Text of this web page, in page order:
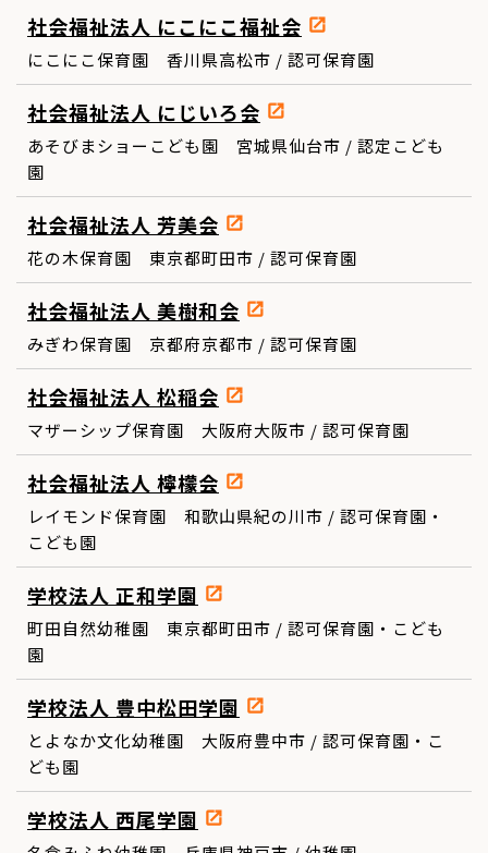
社会福祉法人 にこにこ福祉会
にこにこ保育園 香川県高松市 / 認可保育園
社会福祉法人 にじいろ会
あそびまショーこども園 宮城県仙台市 / 認定こども
園
社会福祉法人 芳美会
花の木保育園 東京都町田市 / 認可保育園
社会福祉法人 美樹和会
みぎわ保育園 京都府京都市 / 認可保育園
社会福祉法人 松稲会
マザーシップ保育園 大阪府大阪市 / 認可保育園
社会福祉法人 檸檬会
レイモンド保育園 和歌山県紀の川市 / 認可保育園・
こども園
学校法人 正和学園
町田自然幼稚園 東京都町田市 / 認可保育園・こども
園
学校法人 豊中松田学園
とよなか文化幼稚園 大阪府豊中市 / 認可保育園・こ
ども園
学校法人 西尾学園